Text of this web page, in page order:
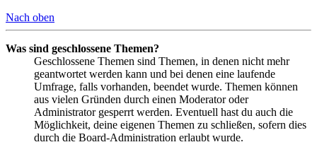
Nach oben
Was sind geschlossene Themen?
Geschlossene Themen sind Themen, in denen nicht mehr
geantwortet werden kann und bei denen eine laufende
Umfrage, falls vorhanden, beendet wurde. Themen können
aus vielen Gründen durch einen Moderator oder
Administrator gesperrt werden. Eventuell hast du auch die
Möglichkeit, deine eigenen Themen zu schließen, sofern dies
durch die Board-Administration erlaubt wurde.